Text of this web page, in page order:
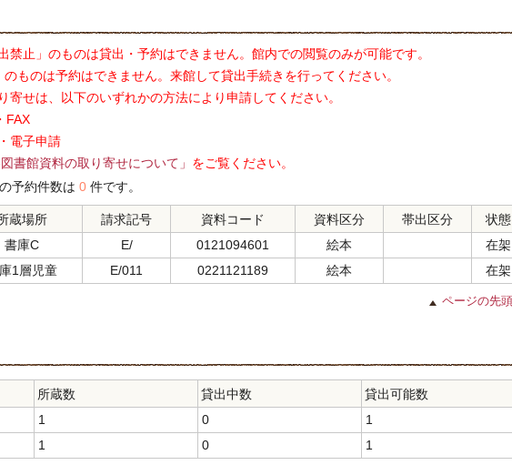
止」のものは貸出・予約はできません。館内での閲覧のみが可能です。
ものは予約はできません。来館して貸出手続きを行ってください。
せは、以下のいずれかの方法により申請してください。
申請
図書館資料の取り寄せについて」 をご覧ください。
予約件数は 0 件です。
蔵場所 請求記号 資料コード 資料区分 帯出区分
状態
書庫C E/ 0121094601 絵本
在架
1層児童 E/011 0221121189 絵本 在架
ページの先
所蔵数 貸出中数
貸出可能数
1 0
1
1 0 1